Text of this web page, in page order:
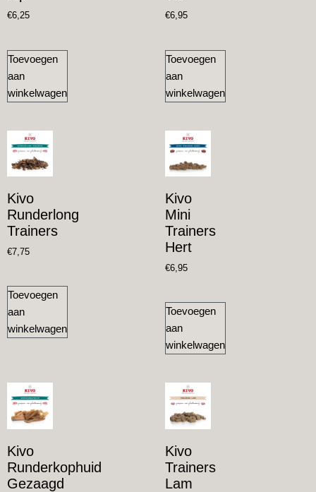
€6,25
Toevoegen
aan
winkelwagen
€6,95
Toevoegen
aan
winkelwagen
Kivo
Runderlong
Trainers
€7,75
Toevoegen
aan
winkelwagen
Kivo
Mini
Trainers
Hert
€6,95
Toevoegen
aan
winkelwagen
Kivo
Runderkophuid
Gezaagd
Kivo
Trainers
Lam